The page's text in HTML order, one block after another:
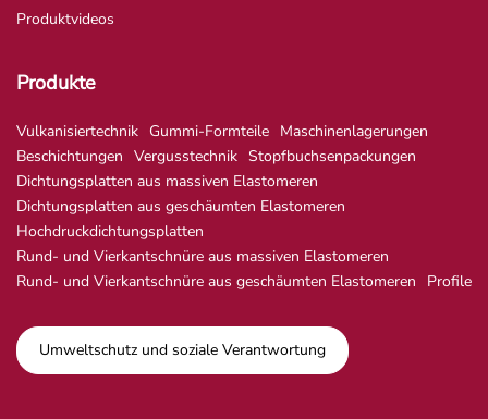
Produktvideos
Produkte
Vulkanisiertechnik Gummi-Formteile Maschinenlagerungen
Beschichtungen Vergusstechnik Stopfbuchsenpackungen
Dichtungsplatten aus massiven Elastomeren
Dichtungsplatten aus geschäumten Elastomeren
Hochdruckdichtungsplatten
Rund- und Vierkantschnüre aus massiven Elastomeren
Rund- und Vierkantschnüre aus geschäumten Elastomeren
Profile
Umweltschutz und soziale Verantwortung